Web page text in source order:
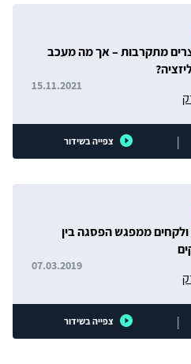
מתקרבות – אך מה מעכב
15.11.2021
| צפייה בשידור
ממפגש הפסגה בין
07.03.2019
| צפייה בשידור